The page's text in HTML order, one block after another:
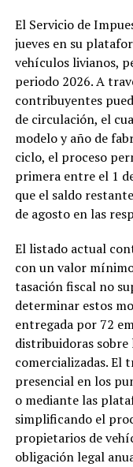
El Servicio de
jueves en su
vehículos livianos,
periodo 2026. A
contribuyentes
de circulación, el
modelo y año de
ciclo, el proceso
primera entre el 1
que el saldo
de agosto en las
El listado actual
con un valor
tasación fiscal no
determinar estos
entregada por 72
distribuidoras sobre
comercializadas. El
presencial en los
o mediante las
simplificando el
propietarios de
obligación legal